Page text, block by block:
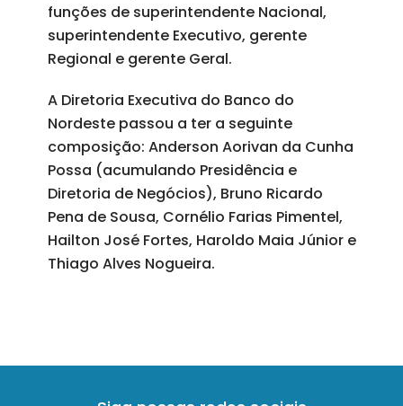
funções de superintendente Nacional,
superintendente Executivo, gerente
Regional e gerente Geral.
A Diretoria Executiva do Banco do
Nordeste passou a ter a seguinte
composição: Anderson Aorivan da Cunha
Possa (acumulando Presidência e
Diretoria de Negócios), Bruno Ricardo
Pena de Sousa, Cornélio Farias Pimentel,
Hailton José Fortes, Haroldo Maia Júnior e
Thiago Alves Nogueira.